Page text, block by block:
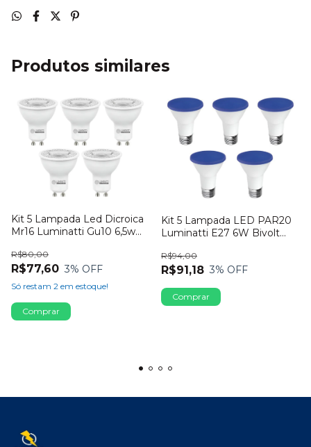
Produtos similares
Kit 5 Lampada Led Dicroica
Mr16 Luminatti Gu10 6,5w
R$77,60
R$80,00
3% OFF
Só restam 2 em estoque!
Kit 5 Lampada LED PAR20
Luminatti E27 6W Bivolt
R$91,18
R$94,00
3% OFF